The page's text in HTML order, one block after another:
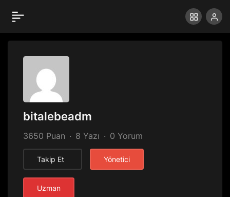
bitalebeadm
3650 Puan 8 Yazı 0 Yorum
Takip Et Yönetici
Uzman